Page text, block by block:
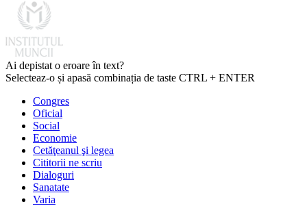
Ai depistat o eroare în text?
Selecteaz-o și apasă combinația de taste CTRL + ENTER
Congres
Oficial
Social
Economie
Cetăţeanul şi legea
Cititorii ne scriu
Dialoguri
Sanatate
Varia